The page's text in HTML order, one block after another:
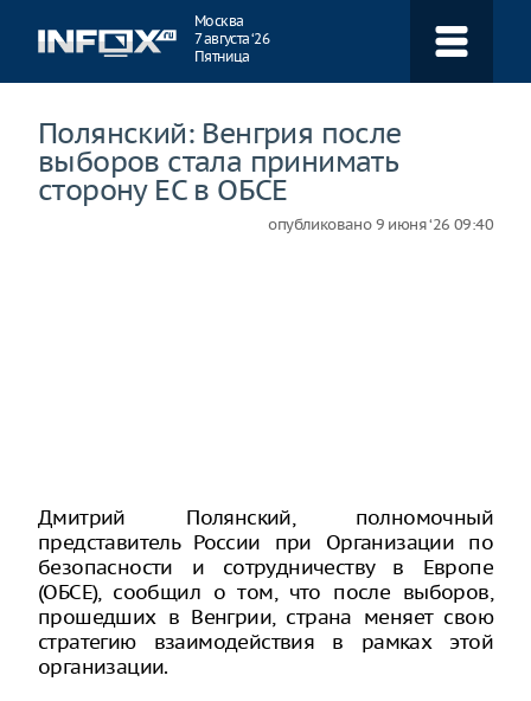
Москва
7 августа ‘26
Пятница
Полянский: Венгрия после
выборов стала принимать
сторону ЕС в ОБСЕ
опубликовано9 июня ‘26 09:40
Дмитрий Полянский, полномочный
представитель России при Организации по
безопасности и сотрудничеству в Европе
(ОБСЕ), сообщил о том, что после выборов,
прошедших в Венгрии, страна меняет свою
стратегию взаимодействия в рамках этой
организации.